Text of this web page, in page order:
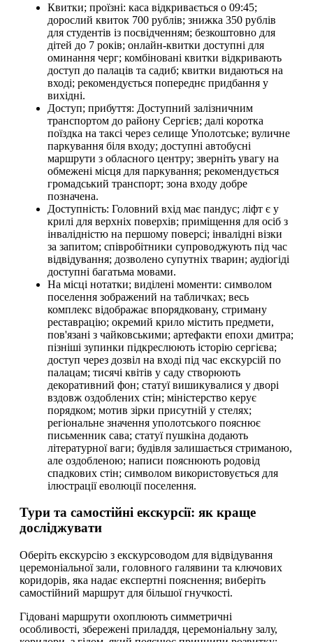
Квитки; проїзні: каса відкривається о 09:45;
дорослий квиток 700 рублів; знижка 350 рублів
для студентів із посвідченням; безкоштовно для
дітей до 7 років; онлайн-квитки доступні для
оминання черг; комбіновані квитки відкривають
доступ до палаців та садиб; квитки видаються на
вході; рекомендується попереднє придбання у
вихідні.
Доступ; прибуття: Доступний залізничним
транспортом до району Сергієв; далі коротка
поїздка на таксі через селище Уполотське; вуличне
паркування біля входу; доступні автобусні
маршрути з обласного центру; зверніть увагу на
обмежені місця для паркування; рекомендується
громадський транспорт; зона входу добре
позначена.
Доступність: Головний вхід має пандус; ліфт є у
крилі для верхніх поверхів; приміщення для осіб з
інвалідністю на першому поверсі; інвалідні візки
за запитом; співробітники супроводжують під час
відвідування; дозволено супутніх тварин; аудіогіді
доступні багатьма мовами.
На місці нотатки; виділені моменти: символом
поселення зображений на табличках; весь
комплекс відображає впорядковану, стриману
реставрацію; окремий крило містить предмети,
пов'язані з чайковськими; артефакти епохи дмитра;
пізніші зупинки підкреслюють історію сергієва;
доступ через дозвіл на вході під час екскурсій по
палацам; тисячі квітів у саду створюють
декоративний фон; статуї вишикувалися у дворі
вздовж оздоблених стін; міністерство керує
порядком; мотив зірки присутній у стелях;
регіональне значення уполотського пояснює
письменник сава; статуї пушкіна додають
літературної ваги; будівля залишається стриманою,
але оздобленою; написи пояснюють родовід
спадкових стін; символом використовується для
ілюстрації еволюції поселення.
Тури та самостійні екскурсії: як краще
досліджувати
Оберіть екскурсію з екскурсоводом для відвідування
церемоніальної зали, головного галявини та ключових
коридорів, яка надає експертні пояснення; виберіть
самостійний маршрут для більшої гнучкості.
Гідовані маршрути охоплюють симметричні
особливості, збережені приладдя, церемоніальну залу,